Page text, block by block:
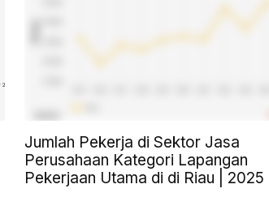
Jumlah Pekerja di Sektor Jasa
Perusahaan Kategori Lapangan
Pekerjaan Utama di di Riau | 2025